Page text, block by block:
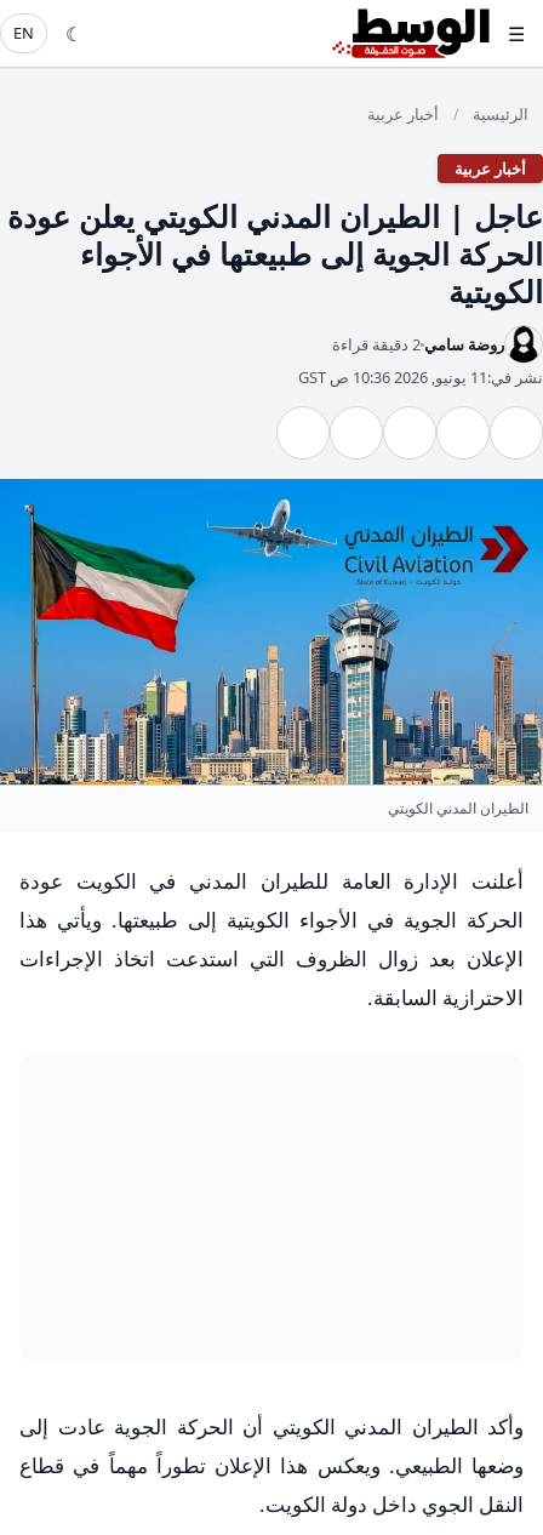
☰
☾
EN
الرئيسية / أخبار عربية
أخبار عربية
عاجل | الطيران المدني الكويتي يعلن عودة
الحركة الجوية إلى طبيعتها في الأجواء
الكويتية
روضة سامي2 دقيقة قراءة
نشر في:11 يونيو, 2026 10:36 ص GST
الطيران المدني الكويتي
أعلنت الإدارة العامة للطيران المدني في الكويت عودة
الحركة الجوية في الأجواء الكويتية إلى طبيعتها. ويأتي هذا
الإعلان بعد زوال الظروف التي استدعت اتخاذ الإجراءات
الاحترازية السابقة.
وأكد الطيران المدني الكويتي أن الحركة الجوية عادت إلى
وضعها الطبيعي. ويعكس هذا الإعلان تطوراً مهماً في قطاع
النقل الجوي داخل دولة الكويت.